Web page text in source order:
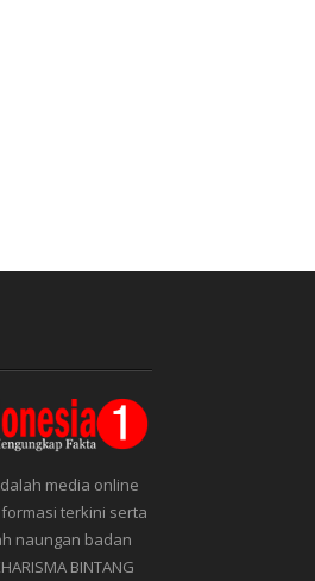
media online
terkini serta
naungan badan
BINTANG